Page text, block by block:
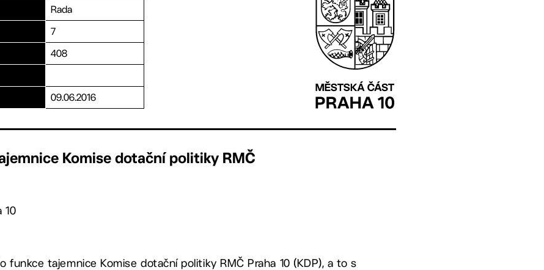
Rada
7
408
09.06.2016
Komise dotační politiky RMČ
10
funkce tajemnice Komise dotační politiky RMČ Praha 10 (KDP), a to s